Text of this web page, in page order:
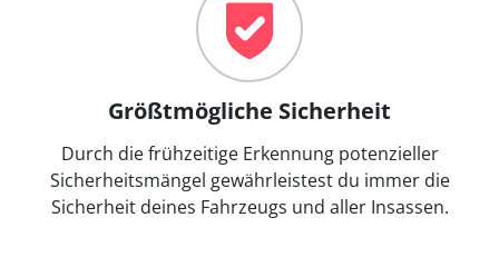
Größtmögliche Sicherheit
Durch die frühzeitige Erkennung potenzieller
Sicherheitsmängel gewährleistest du immer die
Sicherheit deines Fahrzeugs und aller Insassen.